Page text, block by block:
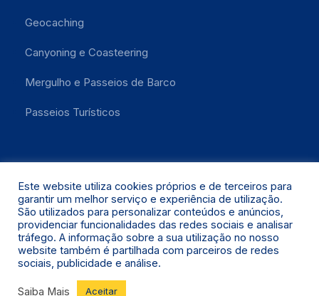
Geocaching
Canyoning e Coasteering
Mergulho e Passeios de Barco
Passeios Turísticos
Santa Maria 2021 © Todos os Direitos Reservados.
Este website utiliza cookies próprios e de terceiros para
garantir um melhor serviço e experiência de utilização.
São utilizados para personalizar conteúdos e anúncios,
providenciar funcionalidades das redes sociais e analisar
tráfego. A informação sobre a sua utilização no nosso
website também é partilhada com parceiros de redes
sociais, publicidade e análise.
Saiba Mais Aceitar